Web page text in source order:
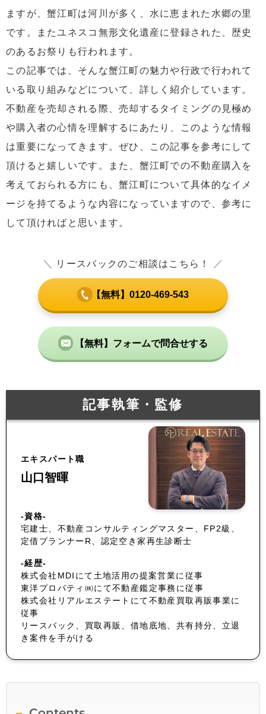
ますが、蟹江町は河川が多く、水に恵まれた水郷の里
です。またユネスコ無形文化遺産に登録された、歴史
のあるお祭りも行われます。
この記事では、そんな蟹江町の魅力や行政で行われて
いる取り組みなどについて、詳しく紹介しています。
不動産を売却される際、売却するタイミングの見極め
や購入者の心情を理解するにあたり、このような情報
は重要になってきます。ぜひ、この記事を参考にして
頂けると嬉しいです。また、蟹江町での不動産購入を
考えておられる方にも、蟹江町について具体的なイメ
ージを持てるような内容になっていますので、参考に
して頂ければと思います。
＼ リースバックのご相談はこちら！ ／
【無料】0120-469-543
【無料】フォームで問合せする
記事執筆・監修
エキスパート職
山口智暉
-資格-
宅建士、不動産コンサルティングマスター、FP2級、
定借プランナーR、認定空き家再生診断士
-経歴-
株式会社MDIにて土地活用の提案営業に従事
東洋プロパティ㈱にて不動産鑑定事務に従事
株式会社リアルエステートにて不動産買取再販事業に
従事
リースバック、買取再販、借地底地、共有持分、立退
き案件を手がける